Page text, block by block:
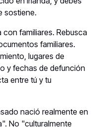
sostiene.
familiares. Rebusca
familiares.
lugares de
y fechas de defunción
entre tú y tu
nació realmente en
No "culturalmente